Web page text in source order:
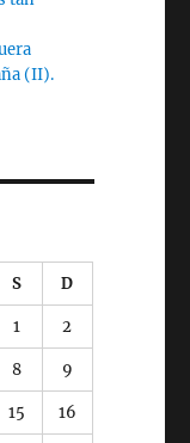
(II).
S D
1 2
8 9
15 16